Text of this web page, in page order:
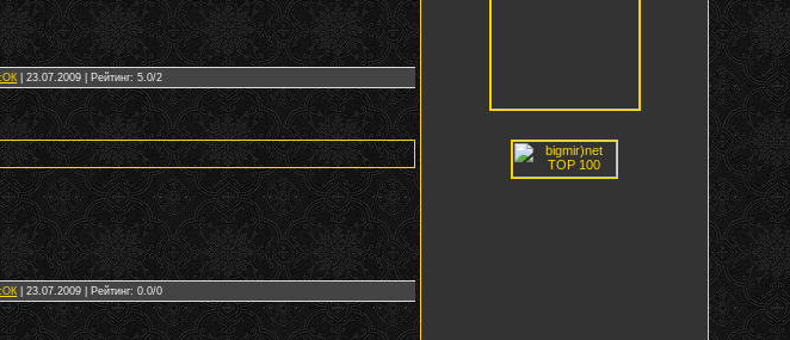
|23.07.2009 | Рейтинг: 5.0/2
|23.07.2009 | Рейтинг: 0.0/0